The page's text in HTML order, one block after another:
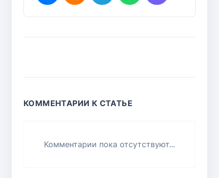
КОММЕНТАРИИ К СТАТЬЕ
Комментарии пока отсутствуют...